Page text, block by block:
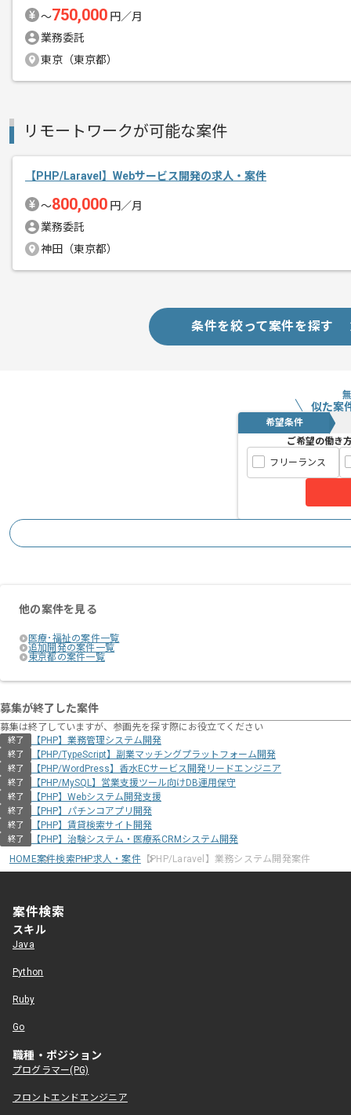
精算・お支払い
精算条件
支払いサイト
15日
その他募集要項
社会福祉系サービスを数多く作っており
福祉ドメインをメインに、様々なプロ
0→1が得意な方におすすめな環境にな
レバテック経由での参画実績も豊富で、
雰囲気が良くスキルアップにも繋がる
〜750,000 円／月
業務委託
東京（東京都）
リモートワークが可能な案件
【PHP/Laravel】Webサービス開発の求人・案件
〜800,000 円／月
業務委託
神田（東京都）
条件を絞って案件を探す
似た案
希望条件
ご希望の働き
フリーランス
他の案件を見る
医療･福祉の案件一覧
追加開発の案件一覧
東京都の案件一覧
募集が終了した案件
募集は終了していますが、参画先を探す際にお役立てください
終了 【PHP】業務管理システム開発
終了 【PHP/TypeScript】副業マッチングプラットフォーム開発
終了 【PHP/WordPress】香水ECサービス開発リードエンジニア
終了 【PHP/MySQL】営業支援ツール向けDB運用保守
終了 【PHP】Webシステム開発支援
終了 【PHP】パチンコアプリ開発
終了 【PHP】賃貸検索サイト開発
終了
【PHP】治験システム・医療系CRMシステム開発
HOME案件検索PHP求人・案件【PHP/Laravel】業務システム開発案件
案件検索
スキル
Java
Python
Ruby
Go
職種・ポジション
プログラマー(PG)
フロントエンドエンジニア